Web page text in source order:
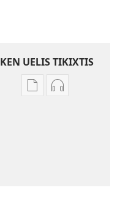
KEN UELIS TIKIXTIS
XikinkixtiXikkixti